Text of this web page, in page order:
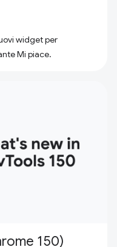
widget per
Mi piace.
150)